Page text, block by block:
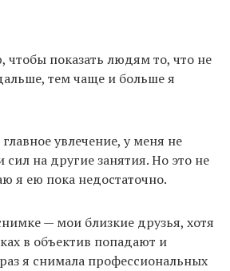
показать людям то, что не
тем чаще и больше я
увлечение, у меня не
сил на другие занятия. Но это не
я ею пока недостаточно.
— мои близкие друзья, хотя
в объектив попадают и
я снимала профессиональных